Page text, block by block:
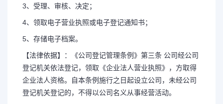
3、受理、审核、决定；
4、领取电子营业执照或电子登记通知书；
5、存储电子档案。
【法律依据】：《公司登记管理条例》第三条 公司经公司
登记机关依法登记，领取《企业法人营业执照》，方取得
企业法人资格。自本条例施行之日起设立公司，未经公司
登记机关登记的，不得以公司名义从事经营活动。